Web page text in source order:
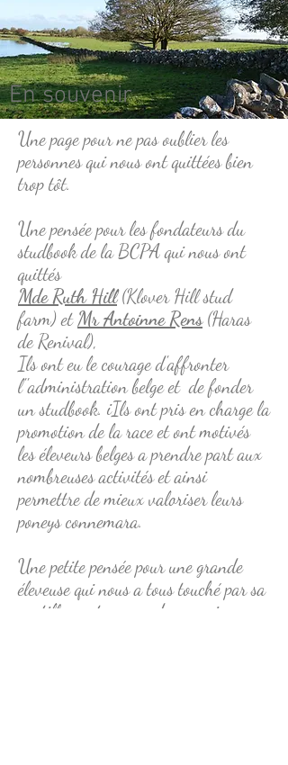
En souvenir
Une page pour ne pas oublier les
personnes qui nous ont quittées bien
trop tôt.
Une pensée pour les fondateurs du
studbook de la BCPA qui nous ont
quittés
Mde Ruth Hill(Klover Hill stud
farm) etMr Antoinne Rens(Haras
de Renival),
Ils ont eu le courage d'affronter
l''administration belge et de fonder
un studbook. iIls ont pris en charge la
promotion de la race et ont motivés
les éleveurs belges a prendre part aux
nombreuses activités et ainsi
permettre de mieux valoriser leurs
poneys connemara.
Une petite pensée pour une grande
éleveuse qui nous a tous touché par sa
gentillesse et sa grande connaissance